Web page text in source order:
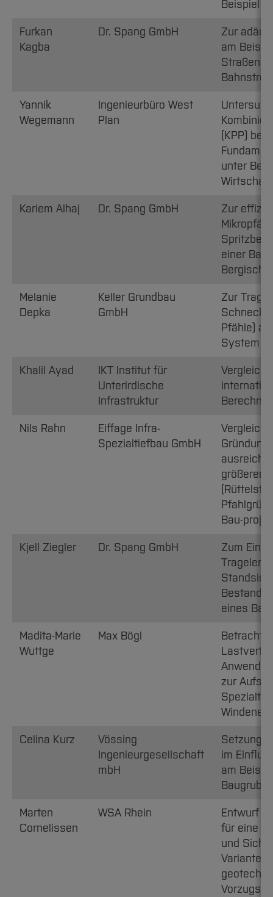
Beispiel
Furkan
Kagba
Dr. Spang GmbH
Zur
am
Yannik
Wegemann
Ingenieurbüro West
Plan
(KPP) bei
unter
Kariem Alhaj Dr. Spang GmbH
Zur
einer
Bergisch
Melanie
Depka
Keller Grundbau
GmbH
Zur
Pfähle)
System
Khalil Ayad
IKT Institut für
Unterirdische
Infrastruktur
Nils Rahn
Eiffage Infra-
Spezialtiefbau GmbH
Vergleich
größerer
Bau-
Kjell Ziegler Dr. Spang GmbH
Zum
eines
Madita-Marie
Wuttge
Max Bögl
zur
Celina Kurz
Vössing
Ingenieurgesellschaft
mbH
im
am
Baugrube
Marten
Cornelissen
WSA Rhein
Entwurf
für eine
und